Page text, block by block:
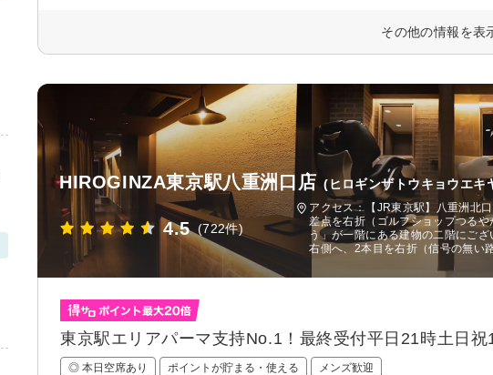
その他の情報を表
HIROGINZA東京駅八重洲口店 (ヒロギンザトウキョウエキ
4.5 (722件)
アクセス：【JR東京駅】八重洲北
差点を右折（ゴルフショップつる
う」が一階にある建物の二階にご
右側へ、2本目を右折（信号の無い
東京駅エリアパーマ支持No.1！最終受付平日21時土日
◎ 本日空席あり ポイントが貯まる・使える メンズ歓迎